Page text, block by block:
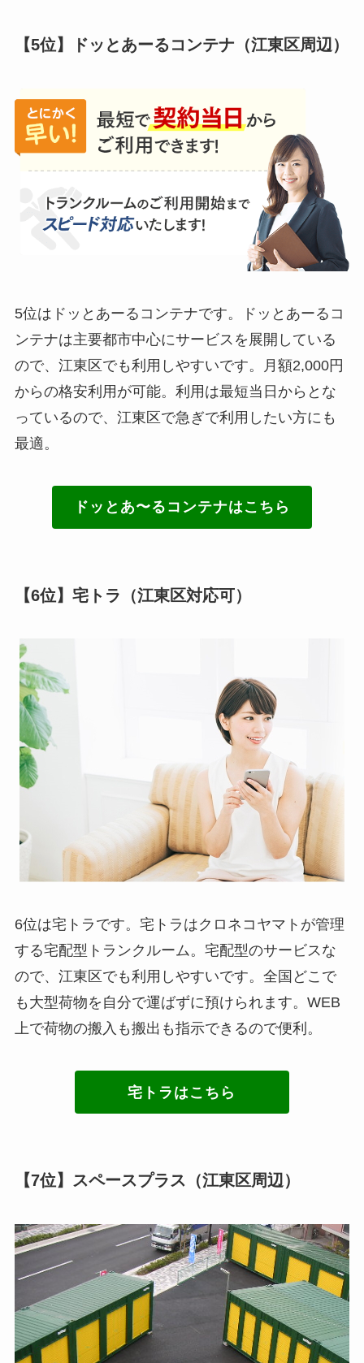
【5位】ドッとあーるコンテナ（江東区周辺）
5位はドッとあーるコンテナです。ドッとあーるコ
ンテナは主要都市中心にサービスを展開している
ので、江東区でも利用しやすいです。月額2,000円
からの格安利用が可能。利用は最短当日からとな
っているので、江東区で急ぎで利用したい方にも
最適。
ドッとあ〜るコンテナはこちら
【6位】宅トラ（江東区対応可）
6位は宅トラです。宅トラはクロネコヤマトが管理
する宅配型トランクルーム。宅配型のサービスな
ので、江東区でも利用しやすいです。全国どこで
も大型荷物を自分で運ばずに預けられます。WEB
上で荷物の搬入も搬出も指示できるので便利。
宅トラはこちら
【7位】スペースプラス（江東区周辺）